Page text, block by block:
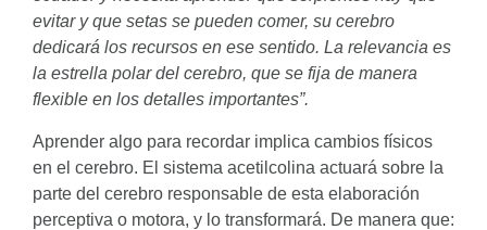
evitar y que setas se pueden comer, su cerebro
dedicará los recursos en ese sentido. La relevancia es
la estrella polar del cerebro, que se fija de manera
flexible en los detalles importantes”.
Aprender algo para recordar implica cambios físicos
en el cerebro. El sistema acetilcolina actuará sobre la
parte del cerebro responsable de esta elaboración
perceptiva o motora, y lo transformará. De manera que: